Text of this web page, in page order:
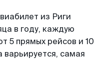
из Риги
в году, каждую
5 прямых рейсов и 10
самая